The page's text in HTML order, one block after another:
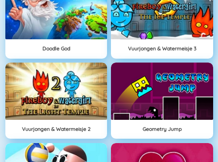
Doodle God Vuurjongen & Watermeisje 3
Vuurjongen & Watermeisje 2 Geometry Jump